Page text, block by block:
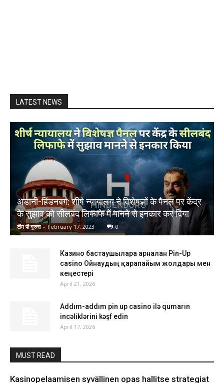
LATEST NEWS
अडानी-हिंडनबर्ग: शीर्ष न्यायालय ने विशेषज्ञों के पैनल पर केंद्र
के सुझाव को सीलबंद लिफाफे में मानने से इनकार कर दिया
टीम पी गुरुस - February 17, 2023 0
Казино бастаушыларға арналған Pin-Up
casino Ойнаудың қарапайым жолдары мен
кеңестері
April 21, 2026
Addım-addım pin up casino ilə qumarın
incəliklərini kəşf edin
April 17, 2026
MUST READ
Kasinopelaamisen syvällinen opas hallitse strategiat